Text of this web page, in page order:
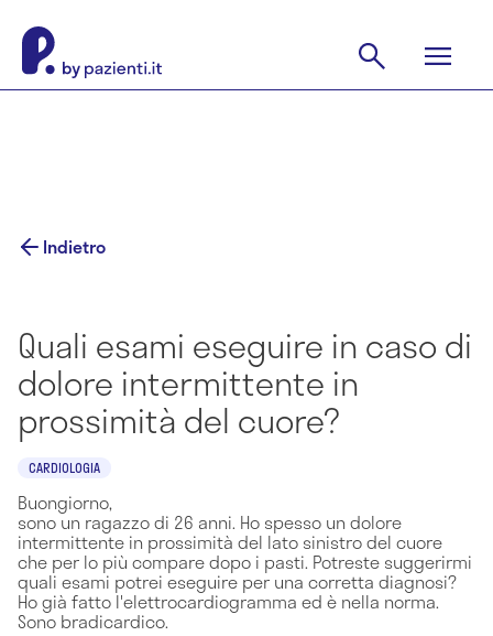
Indietro
Quali esami eseguire in caso di
dolore intermittente in
prossimità del cuore?
CARDIOLOGIA
Buongiorno,
sono un ragazzo di 26 anni. Ho spesso un dolore
intermittente in prossimità del lato sinistro del cuore
che per lo più compare dopo i pasti. Potreste suggerirmi
quali esami potrei eseguire per una corretta diagnosi?
Ho già fatto l'elettrocardiogramma ed è nella norma.
Sono bradicardico.